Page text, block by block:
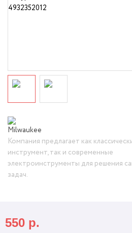
Компания предлагает как
инструмент, так и современные
электроинструменты для решения
задач.
550 р.